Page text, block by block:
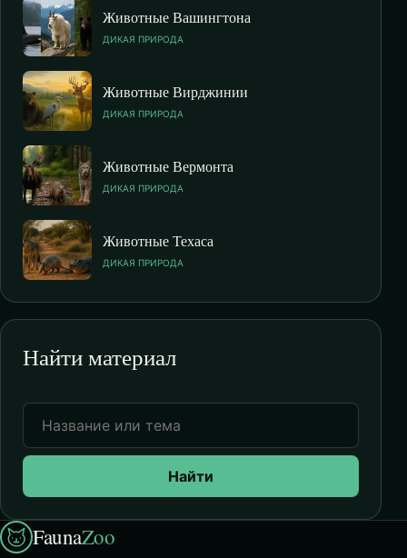
Животные Вашингтона
ДИКАЯ ПРИРОДА
Животные Вирджинии
ДИКАЯ ПРИРОДА
Животные Вермонта
ДИКАЯ ПРИРОДА
Животные Техаса
ДИКАЯ ПРИРОДА
Найти материал
Найти
FaunaZoo